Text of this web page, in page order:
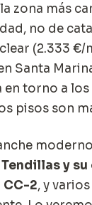
zona más
no de
(2.333 €/
Santa
torno a
pisos son
Tendillas y
2, y